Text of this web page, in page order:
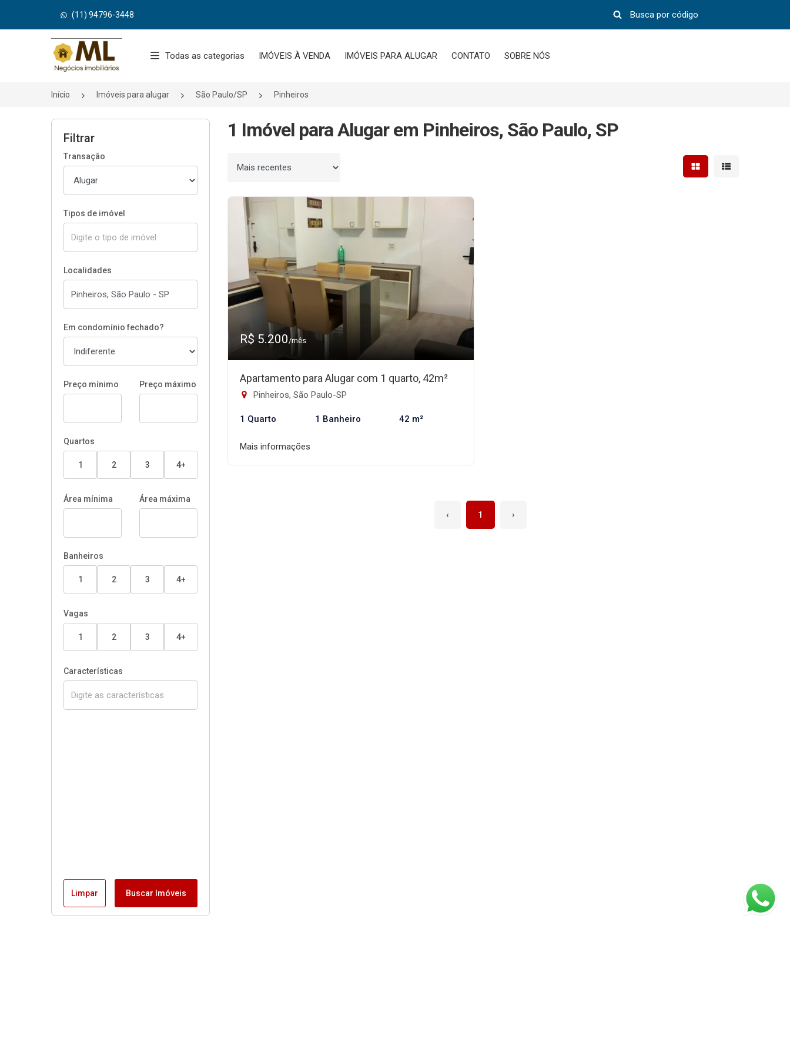
(11) 94796-3448
Página inicial
Todas as categorias IMÓVEIS À VENDA IMÓVEIS PARA ALUGAR CONTATO SOBRE NÓS
Início Imóveis para alugar São Paulo/SP Pinheiros
Filtrar
Transação
Tipos de imóvel
Localidades
Em condomínio fechado?
Preço mínimo Preço máximo
Quartos
1 2 3 4+
Área mínima Área máxima
Banheiros
1 2 3 4+
Vagas
1 2 3 4+
Características
Limpar Buscar Imóveis
1 Imóvel para Alugar em Pinheiros, São Paulo, SP
Ordenar por Mostrar resultados em
Mostrar
R$ 5.200/mês
Apartamento para Alugar com 1 quarto, 42m²
Pinheiros, São Paulo-SP
1 Quarto 1 Banheiro 42 m²
Mais informações
‹ 1 ›